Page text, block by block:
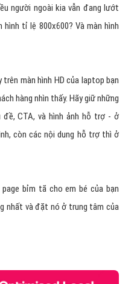
người ngoài kia vẫn đang lướt
tỉ lệ 800x600? Và màn hình
màn hình HD của laptop bạn
hàng nhìn thấy. Hãy giữ những
CTA, và hình ảnh hỗ trợ - ở
còn các nội dung hỗ trợ thì ở
bỉm tã cho em bé của bạn
nhất và đặt nó ở trung tâm của